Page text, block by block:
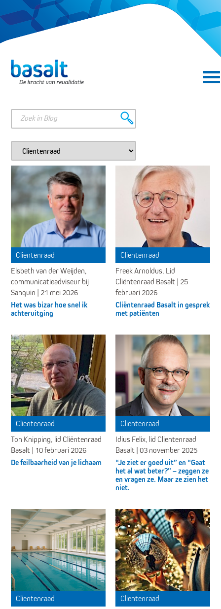
Direct naar de contentDirect naar de navigatie
Clientenraad
Elsbeth van der Weijden,
communicatieadviseur bij
Sanquin | 21 mei 2026
Het was bizar hoe snel ik
achteruitging
Clientenraad
Freek Arnoldus, Lid
Cliëntenraad Basalt | 25
februari 2026
Cliëntenraad Basalt in gesprek
met patiënten
Clientenraad
Ton Knipping, lid Cliëntenraad
Basalt | 10 februari 2026
De feilbaarheid van je lichaam
Clientenraad
Idius Felix, lid Clientenraad
Basalt | 03 november 2025
“Je ziet er goed uit” en “Gaat
het al wat beter?” – zeggen ze
en vragen ze. Maar ze zien het
niet.
Clientenraad
Clientenraad